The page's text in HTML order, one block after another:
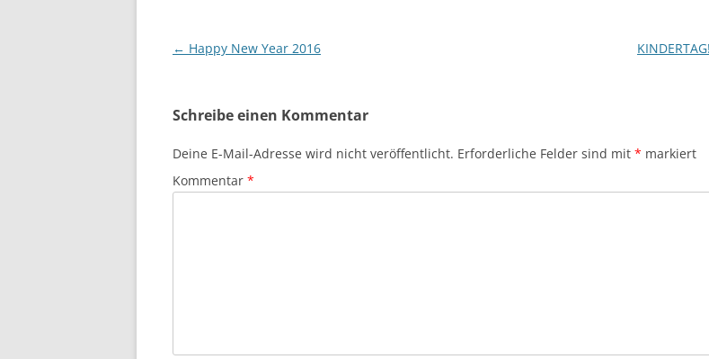
Beitragsnavigation
← Happy New Year 2016
Schreibe einen Kommentar
Deine E-Mail-Adresse wird nicht veröffentlicht. Erforderliche Felder sind mit * markiert
Kommentar *